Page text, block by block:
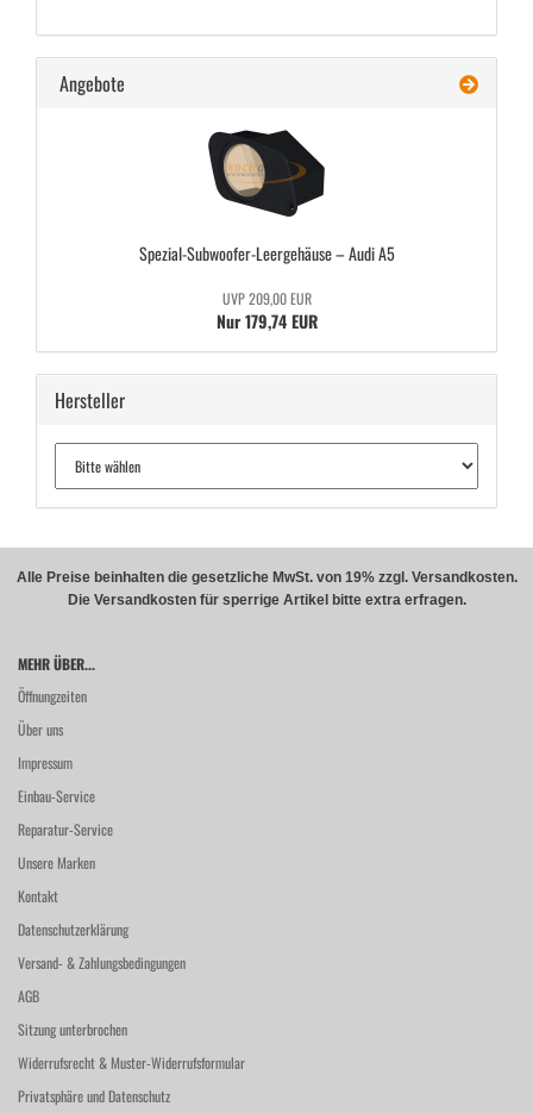
Angebote
Spezial-​Subwoofer-Leergehäuse – Audi A5
UVP 209,00 EUR
Nur 179,74 EUR
Hersteller
Alle Preise beinhalten die gesetzliche MwSt. von 19% zzgl. Versandkosten.
Die Versandkosten für sperrige Artikel bitte extra erfragen.
MEHR ÜBER...
Öffnungzeiten
Über uns
Impressum
Einbau-Service
Reparatur-Service
Unsere Marken
Kontakt
Datenschutzerklärung
Versand- & Zahlungsbedingungen
AGB
Sitzung unterbrochen
Widerrufsrecht & Muster-Widerrufsformular
Privatsphäre und Datenschutz